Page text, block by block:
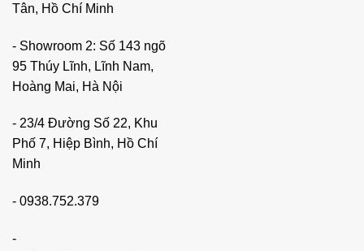
Tân, Hồ Chí Minh
- Showroom 2: Số 143 ngõ
95 Thúy Lĩnh, Lĩnh Nam,
Hoàng Mai, Hà Nội
- 23/4 Đường Số 22, Khu
Phố 7, Hiệp Bình, Hồ Chí
Minh
- 0938.752.379
-